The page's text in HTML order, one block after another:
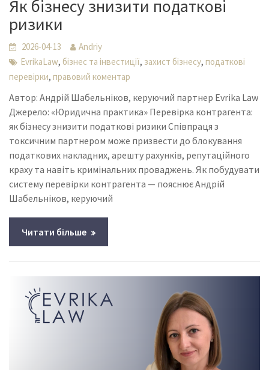
Як бізнесу знизити податкові
ризики
2026-04-13
Andriy
EvrikaLaw, бізнес та інвестиції, захист бізнесу,податкові
перевірки,правовий коментар
Автор: Андрій Шабельніков, керуючий партнер Evrika Law
Джерело: «Юридична практика» Перевірка контрагента:
як бізнесу знизити податкові ризики Співпраця з
токсичним партнером може призвести до блокування
податкових накладних, арешту рахунків, репутаційного
краху та навіть кримінальних проваджень. Як побудувати
систему перевірки контрагента — пояснює Андрій
Шабельніков, керуючий
Читати більше